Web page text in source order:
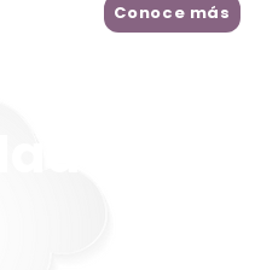
Conoce más